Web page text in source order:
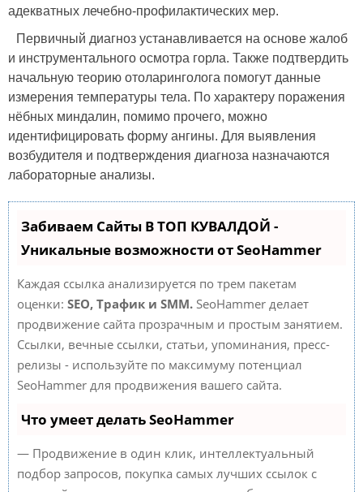
адекватных лечебно-профилактических мер.
Первичный диагноз устанавливается на основе жалоб
и инструментального осмотра горла. Также подтвердить
начальную теорию отоларинголога помогут данные
измерения температуры тела. По характеру поражения
нёбных миндалин, помимо прочего, можно
идентифицировать форму ангины. Для выявления
возбудителя и подтверждения диагноза назначаются
лабораторные анализы.
Забиваем Сайты В ТОП КУВАЛДОЙ -
Уникальные возможности от SeoHammer
Каждая ссылка анализируется по трем пакетам
оценки: SEO, Трафик и SMM. SeoHammer делает
продвижение сайта прозрачным и простым занятием.
Ссылки, вечные ссылки, статьи, упоминания, пресс-
релизы - используйте по максимуму потенциал
SeoHammer для продвижения вашего сайта.
Что умеет делать SeoHammer
— Продвижение в один клик, интеллектуальный
подбор запросов, покупка самых лучших ссылок с